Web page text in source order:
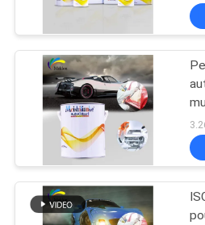
DE
CONFIDENTIALITÉ
Peinture
métallique
voiture